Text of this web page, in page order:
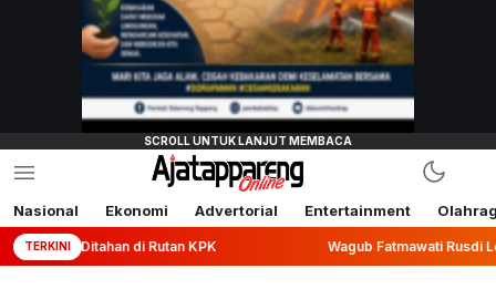
Nasional Ekonomi Advertorial Entertainment
TERKINI
di Rutan KPK Wagub Fatmawati Rusdi Lepas Ekspor